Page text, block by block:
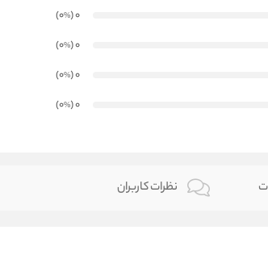
0
(0
%
)
0
(0
%
)
0
(0
%
)
0
(0
%
)
نظرات کاربران